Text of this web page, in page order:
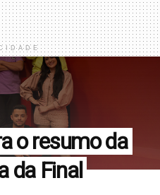
o resumo da
da Final